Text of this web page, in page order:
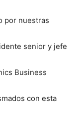
por nuestras
senior y jefe
Business
con esta